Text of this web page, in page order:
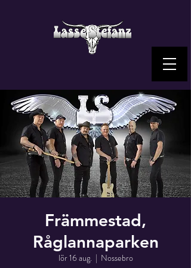
Främmestad,
Råglannaparken
lör 16 aug.
  |
Nossebro